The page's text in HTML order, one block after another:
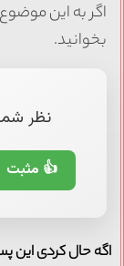
اگر به این
بخوانید.
نظر
👍 مثبت
اگه حال کردی این